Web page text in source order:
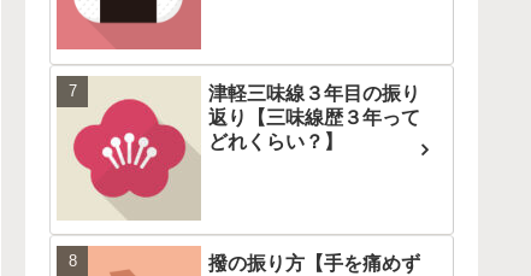
津軽三味線３年目の振り
返り【三味線歴３年って
どれくらい？】
撥の振り方【手を痛めず